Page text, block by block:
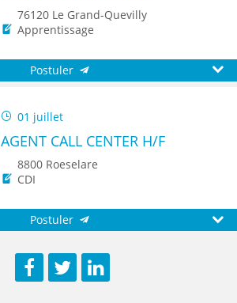
76120 Le Grand-Quevilly
Apprentissage
Postuler
01 juillet
AGENT CALL CENTER H/F
8800 Roeselare
CDI
Postuler